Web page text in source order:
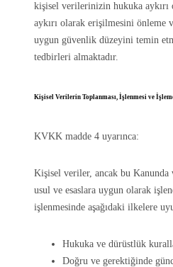
kişisel verilerinizin hukuka
aykırı olarak erişilmesini önleme
uygun güvenlik düzeyini temin
tedbirleri almaktadır.
Kişisel Verilerin Toplanması, İşlenmesi ve
KVKK madde 4 uyarınca:
Kişisel veriler, ancak bu Kanunda
usul ve esaslara uygun olarak
işlenmesinde aşağıdaki ilkelere
Hukuka ve dürüstlük
Doğru ve gerektiğinde